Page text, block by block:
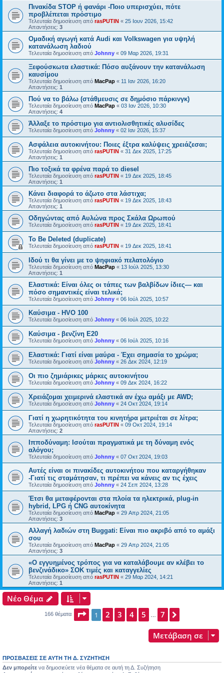
Πινακίδα STOP ή φανάρι -Ποιο υπερισχύει, πότε
προβλέπεται πρόστιμο
Τελευταία δημοσίευση από rasPUTIN « 25 Ιουν 2026, 15:42
Απαντήσεις: 3
Ομαδική αγωγή κατά Audi και Volkswagen για υψηλή
κατανάλωση λαδιού
Τελευταία δημοσίευση από Johnny « 09 Μαρ 2026, 19:31
Ξεφούσκωτα ελαστικά: Πόσο αυξάνουν την κατανάλωση
καυσίμου
Τελευταία δημοσίευση από MacPap « 11 Ιαν 2026, 16:20
Απαντήσεις: 1
Πού να το βάλω (στάθμευσις σε δημόσιο πάρκινγκ)
Τελευταία δημοσίευση από MacPap « 03 Ιαν 2026, 10:30
Απαντήσεις: 4
Άλλαξε το πρόστιμο για αντιολισθητικές αλυσίδες
Τελευταία δημοσίευση από Johnny « 02 Ιαν 2026, 15:37
Ασφάλεια αυτοκινήτου: Ποιες έξτρα καλύψεις χρειάζεσαι;
Τελευταία δημοσίευση από rasPUTIN « 31 Δεκ 2025, 17:25
Απαντήσεις: 1
Πιο τοξικά τα φρένα παρά το diesel
Τελευταία δημοσίευση από rasPUTIN « 19 Δεκ 2025, 18:45
Απαντήσεις: 1
Κάνει διαφορά το άζωτο στα λάστιχα;
Τελευταία δημοσίευση από rasPUTIN « 19 Δεκ 2025, 18:43
Απαντήσεις: 1
Οδηγώντας από Αυλώνα προς Σκάλα Ωρωπού
Τελευταία δημοσίευση από rasPUTIN « 19 Δεκ 2025, 18:41
To Be Deleted (duplicate)
Τελευταία δημοσίευση από rasPUTIN « 19 Δεκ 2025, 18:41
Ιδού τι θα γίνει με το ψηφιακό πελατολόγιο
Τελευταία δημοσίευση από MacPap « 13 Ιούλ 2025, 13:30
Απαντήσεις: 1
Ελαστικά: Είναι όλες οι τάπες των βαλβίδων ίδιες— και
πόσο σημαντικές είναι τελικά;
Τελευταία δημοσίευση από Johnny « 06 Ιούλ 2025, 10:57
Καύσιμα - HVO 100
Τελευταία δημοσίευση από Johnny « 06 Ιούλ 2025, 10:22
Καύσιμα - βενζίνη Ε20
Τελευταία δημοσίευση από Johnny « 06 Ιούλ 2025, 10:16
Ελαστικά: Γιατί είναι μαύρα - Έχει σημασία το χρώμα;
Τελευταία δημοσίευση από Johnny « 26 Δεκ 2024, 12:19
Οι πιο ζημιάρικες μάρκες αυτοκινήτου
Τελευταία δημοσίευση από Johnny « 09 Δεκ 2024, 16:22
Χρειάζομαι χειμερινά ελαστικά αν έχω αμάξι με AWD;
Τελευταία δημοσίευση από Johnny « 24 Οκτ 2024, 19:14
Γιατί η χωρητικότητα του κινητήρα μετριέται σε λίτρα;
Τελευταία δημοσίευση από rasPUTIN « 09 Οκτ 2024, 19:14
Απαντήσεις: 2
Ιπποδύναμη: Ισούται πραγματικά με τη δύναμη ενός
αλόγου;
Τελευταία δημοσίευση από Johnny « 07 Οκτ 2024, 19:03
Αυτές είναι οι πινακίδες αυτοκινήτου που καταργήθηκαν
-Γιατί τις σταμάτησαν, τι πρέπει να κάνεις αν τις έχεις
Τελευταία δημοσίευση από Johnny « 24 Σεπ 2024, 13:28
Έτσι θα μεταφέρονται στα πλοία τα ηλεκτρικά, plug-in
hybrid, LPG ή CNG αυτοκίνητα
Τελευταία δημοσίευση από MacPap « 29 Απρ 2024, 21:05
Απαντήσεις: 3
Αλλαγή λαδιών στη Buggati: Είναι πιο ακριβό από το αμάξι
σου
Τελευταία δημοσίευση από MacPap « 29 Απρ 2024, 21:05
Απαντήσεις: 3
«Ο εγγυημένος τρόπος για να καταλάβουμε αν κλέβει το
βενζινάδικο» ΣΟΚ τιμές και καταγγελίες
Τελευταία δημοσίευση από rasPUTIN « 29 Μαρ 2024, 14:21
Απαντήσεις: 1
Νέο Θέμα
166 θέματα Σελίδα 1από
1 2 3 4 5 7
Μετάβαση σε
ΠΡΟΣΒΆΣΕΙΣ ΣΕ ΑΥΤΉ ΤΗ Δ. ΣΥΖΉΤΗΣΗ
Δεν μπορείτε να δημοσιεύετε νέα θέματα σε αυτή τη Δ. Συζήτηση